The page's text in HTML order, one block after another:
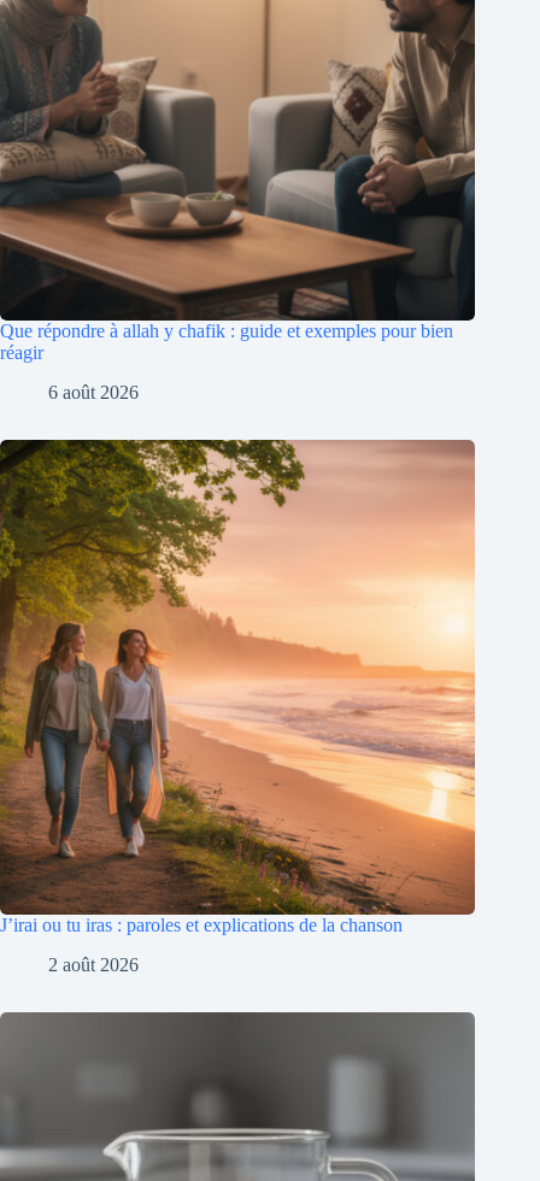
Que répondre à allah y chafik : guide et exemples pour bien
réagir
6 août 2026
J’irai ou tu iras : paroles et explications de la chanson
2 août 2026